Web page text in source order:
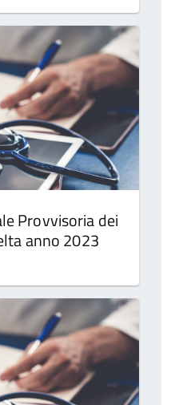
Provvisoria dei
anno 2023